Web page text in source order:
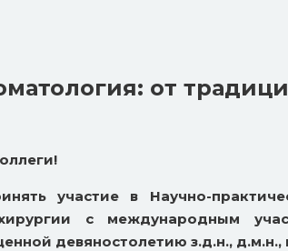
от
участие в Научно-
с международным
девяностолетию з.д.н.,